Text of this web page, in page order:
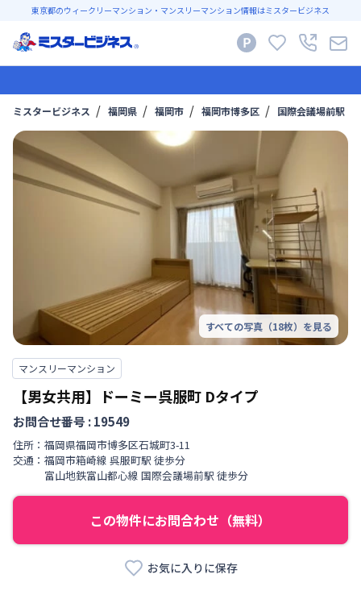
東京都のウィークリーマンション・マンスリーマンション情報はミスタービジネス
ミスタービジネス 福岡県 福岡市 福岡市博多区 国際会議場前駅
すべての写真（18枚）を見る
マンスリーマンション
【男女共用】ドーミー呉服町 Dタイプ
お問合せ番号 :19549
住所： 福岡県福岡市博多区石城町3-11
交通： 福岡市箱崎線 呉服町駅 徒歩分
富山地鉄富山都心線 国際会議場前駅 徒歩分
この物件にお問合わせ（無料）
お気に入りに保存